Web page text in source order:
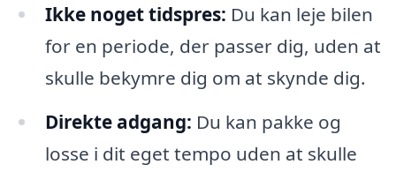
Ikke noget tidspres: Du kan leje bilen
for en periode, der passer dig, uden at
skulle bekymre dig om at skynde dig.
Direkte adgang: Du kan pakke og
losse i dit eget tempo uden at skulle